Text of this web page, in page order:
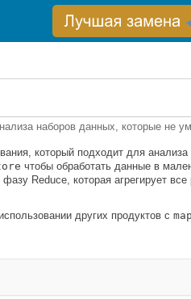
наборов данных, которые не
который подходит для
чтобы обработать данные в
Reduce, которая агрегирует
других продуктов с